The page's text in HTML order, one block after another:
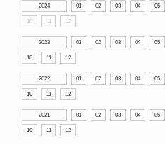
2024 01 02 03 04 05
10 11 12
2023 01 02 03 04 05
10 11 12
2022 01 02 03 04 05
10 11 12
2021 01 02 03 04 05
10 11 12